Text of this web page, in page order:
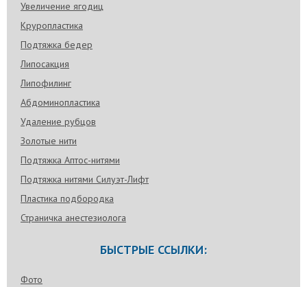
Увеличение ягодиц
Круропластика
Подтяжка бедер
Липосакция
Липофилинг
Абдоминопластика
Удаление рубцов
Золотые нити
Подтяжка Аптос-нитями
Подтяжка нитями Силуэт-Лифт
Пластика подбородка
Страничка анестезиолога
БЫСТРЫЕ ССЫЛКИ:
Фото